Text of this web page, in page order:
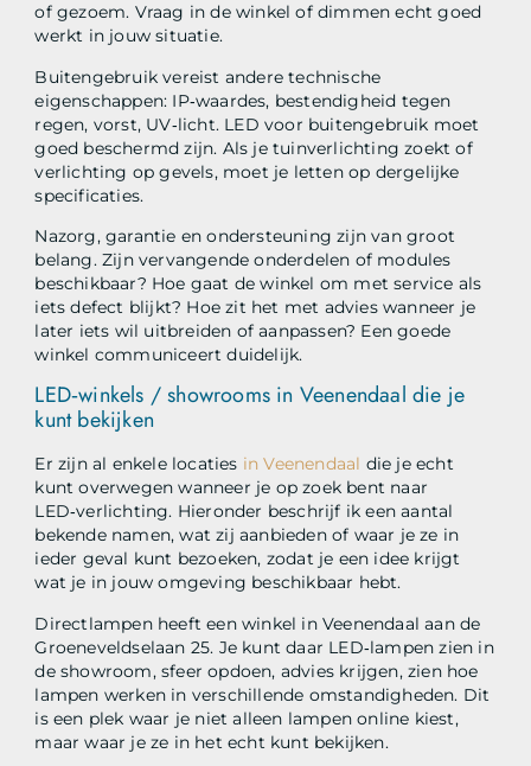
of gezoem. Vraag in de winkel of dimmen echt goed
werkt in jouw situatie.
Buitengebruik vereist andere technische
eigenschappen: IP‑waardes, bestendigheid tegen
regen, vorst, UV‑licht. LED voor buitengebruik moet
goed beschermd zijn. Als je tuinverlichting zoekt of
verlichting op gevels, moet je letten op dergelijke
specificaties.
Nazorg, garantie en ondersteuning zijn van groot
belang. Zijn vervangende onderdelen of modules
beschikbaar? Hoe gaat de winkel om met service als
iets defect blijkt? Hoe zit het met advies wanneer je
later iets wil uitbreiden of aanpassen? Een goede
winkel communiceert duidelijk.
LED‑winkels / showrooms in Veenendaal die je
kunt bekijken
Er zijn al enkele locaties in Veenendaal die je echt
kunt overwegen wanneer je op zoek bent naar
LED‑verlichting. Hieronder beschrijf ik een aantal
bekende namen, wat zij aanbieden of waar je ze in
ieder geval kunt bezoeken, zodat je een idee krijgt
wat je in jouw omgeving beschikbaar hebt.
Directlampen heeft een winkel in Veenendaal aan de
Groeneveldselaan 25. Je kunt daar LED‑lampen zien in
de showroom, sfeer opdoen, advies krijgen, zien hoe
lampen werken in verschillende omstandigheden. Dit
is een plek waar je niet alleen lampen online kiest,
maar waar je ze in het echt kunt bekijken.